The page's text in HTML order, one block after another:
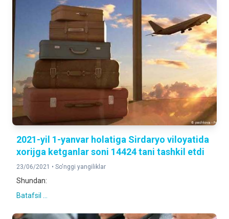
2021-yil 1-yanvar holatiga Sirdaryo viloyatida
xorijga ketganlar soni 14424 tani tashkil etdi
23/06/2021 • So'nggi yangiliklar
Shundan:
Batafsil ...